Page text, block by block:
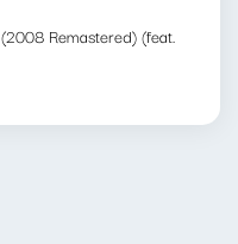
Remastered) (feat.